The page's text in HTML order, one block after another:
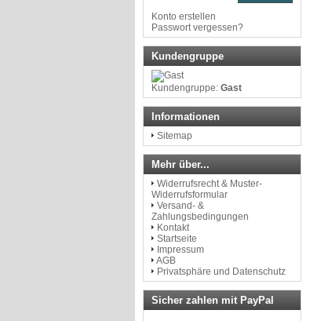
Konto erstellen
Passwort vergessen?
Kundengruppe
Kundengruppe: Gast
Informationen
Sitemap
Mehr über...
Widerrufsrecht & Muster-
Widerrufsformular
Versand- &
Zahlungsbedingungen
Kontakt
Startseite
Impressum
AGB
Privatsphäre und Datenschutz
Sicher zahlen mit PayPal